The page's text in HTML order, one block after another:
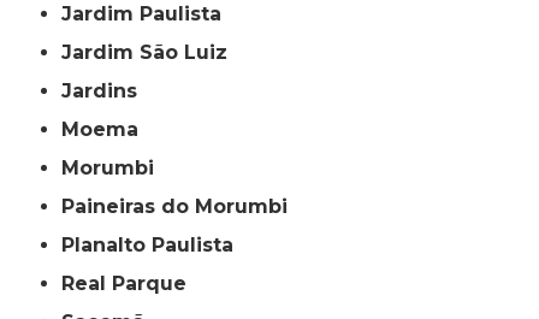
Jardim Paulista
Jardim São Luiz
Jardins
Moema
Morumbi
Paineiras do Morumbi
Planalto Paulista
Real Parque